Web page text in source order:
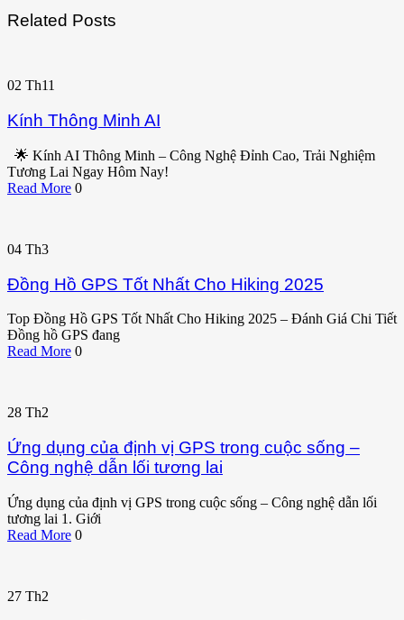
Related Posts
02 Th11
Kính Thông Minh AI
🌟 Kính AI Thông Minh – Công Nghệ Đỉnh Cao, Trải Nghiệm
Tương Lai Ngay Hôm Nay!
Read More 0
04 Th3
Đồng Hồ GPS Tốt Nhất Cho Hiking 2025
Top Đồng Hồ GPS Tốt Nhất Cho Hiking 2025 – Đánh Giá Chi Tiết
Đồng hồ GPS đang
Read More 0
28 Th2
Ứng dụng của định vị GPS trong cuộc sống –
Công nghệ dẫn lối tương lai
Ứng dụng của định vị GPS trong cuộc sống – Công nghệ dẫn lối
tương lai 1. Giới
Read More 0
27 Th2